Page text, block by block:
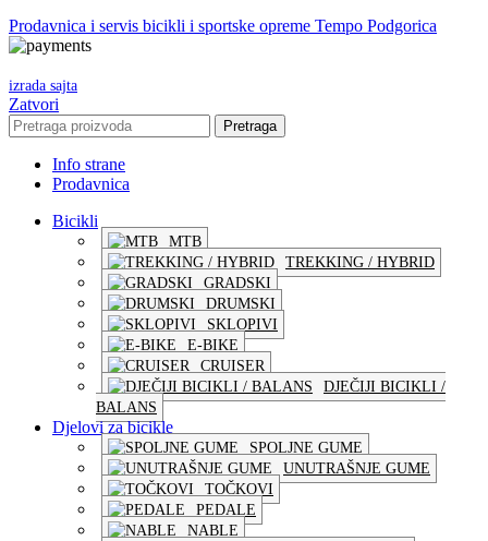
Prodavnica i servis bicikli i sportske opreme Tempo Podgorica
izrada sajta
Zatvori
Pretraga
Info strane
Prodavnica
Bicikli
MTB
TREKKING / HYBRID
GRADSKI
DRUMSKI
SKLOPIVI
E-BIKE
CRUISER
DJEČIJI BICIKLI /
BALANS
Djelovi za bicikle
SPOLJNE GUME
UNUTRAŠNJE GUME
TOČKOVI
PEDALE
NABLE